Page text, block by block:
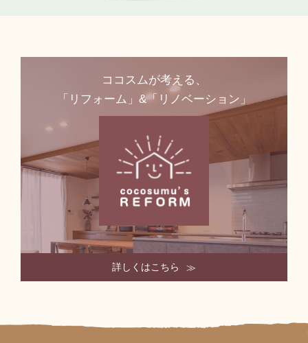
ココスムが考える、
「リフォーム」&「リノベーション」
詳しくはこちら